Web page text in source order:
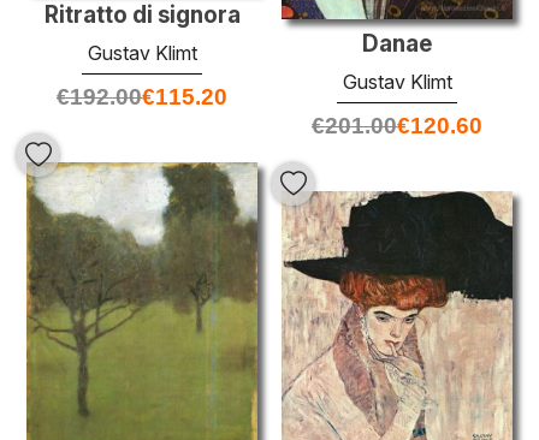
Ritratto di signora
Gustav Klimt
€192.00€115.20
Danae
Gustav Klimt
€201.00€120.60